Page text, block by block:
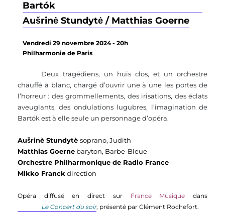
Bartók
Aušrinė Stundytė / Matthias Goerne
Vendredi 29 novembre 2024 - 20h
Philharmonie de Paris
Deux tragédiens, un huis clos, et un orchestre
chauffé à blanc, chargé d’ouvrir une à une les portes de
l’horreur : des grommellements, des irisations, des éclats
aveuglants, des ondulations lugubres, l’imagination de
Bartók est à elle seule un personnage d’opéra.
Aušrinè Stundytè soprano, Judith
Matthias Goerne baryton, Barbe-Bleue
Orchestre Philharmonique de Radio France
Mikko Franck direction
Opéra diffusé en direct sur France Musique dans
Le Concert du soir, présenté par Clément Rochefort.